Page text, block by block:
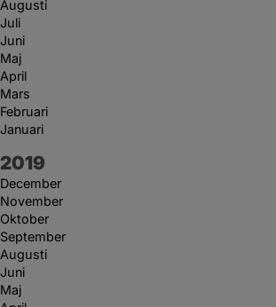
Augusti
Juli
Juni
Maj
April
Mars
Februari
Januari
År:
2019
December
November
Oktober
September
Augusti
Juni
Maj